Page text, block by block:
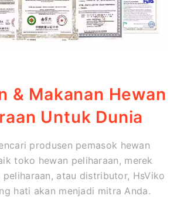
& Makanan Hewan
Untuk Dunia
produsen pemasok hewan
toko hewan peliharaan, merek
peliharaan, atau distributor, HsViko
hati akan menjadi mitra Anda.